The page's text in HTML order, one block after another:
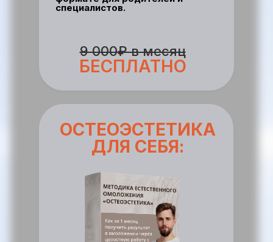
специалистов.
9 000₽ в месяц
БЕСПЛАТНО
ОСТЕОЭСТЕТИКА
ДЛЯ СЕБЯ: